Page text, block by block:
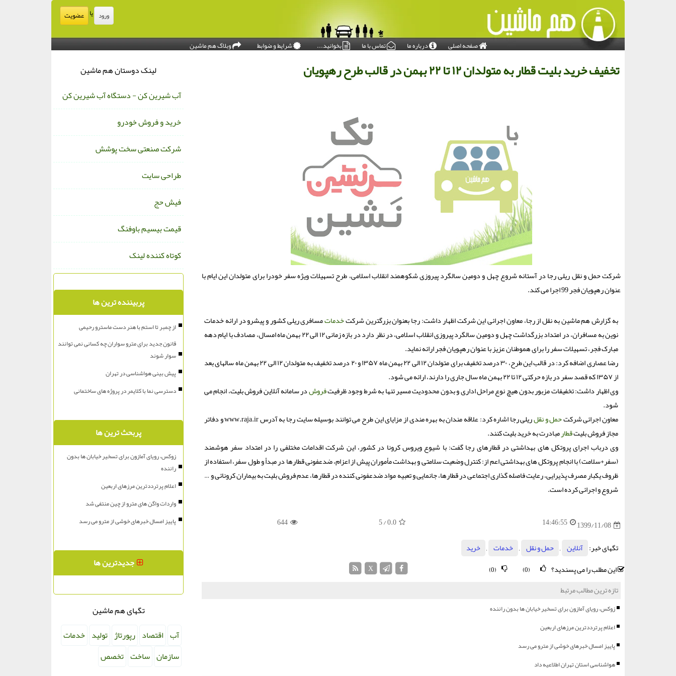
ورود یا عضویت
صفحه اصلی درباره ما تماس با ما بخوانید... شرایط و ضوابط
وبلاگ هم ماشین
تخفیف خرید بلیت قطار به متولدان ۱۲ تا ۲۲ بهمن در قالب طرح رهپویان
شرکت حمل و نقل ریلی رجا در آستانه شروع چهل و دومین سالگرد پیروزی شکوهمند انقلاب اسلامی، طرح تسهیلات ویژه سفر خودرا برای متولدان این ایام با
عنوان رهپویان فجر 99 اجرا می کند.
به گزارش هم ماشین به نقل از رجا، معاون اجرائی این شرکت اظهار داشت: رجا بعنوان بزرگترین شرکتخدماتمسافری ریلی کشور و پیشرو در ارائه خدمات
نوین به مسافران، در امتداد بزرگداشت چهل و دومین سالگرد پیروزی انقلاب اسلامی، در نظر دارد در بازه زمانی ۱۲ الی ۲۲ بهمن ماه امسال، مصادف با ایام دهه
مبارک فجر، تسهیلات سفر را برای هموطنان عزیز با عنوان رهپویان فجر ارائه نماید.
رضا عصاری اضافه کرد: در قالب این طرح، ۳۰ درصد تخفیف برای متولدان ۱۲ الی ۲۲ بهمن ماه ۱۳۵۷ و ۲۰ درصد تخفیف به متولدان ۱۲ الی ۲۲ بهمن ماه سالهای بعد
از ۱۳۵۷ که قصد سفر در بازه حرکتی ۱۲ تا ۲۲ بهمن ماه سال جاری را دارند، ارائه می شود.
وی اظهار داشت: تخفیفات مزبور بدون هیچ نوع مراحل اداری و بدون محدودیت مسیر تنها به شرط وجود ظرفیتفروشدر سامانه آنلاین فروش بلیت، انجام می
شود.
معاون اجرائی شرکتحمل و نقل
ریلی رجا اشاره کرد: علاقه مندان به بهره مندی از مزایای این طرح می توانند بوسیله سایت رجا به آدرس www.raja.ir و دفاتر
مجاز فروش بلیتقطارمبادرت به خرید بلیت کنند.
وی درباب اجرای پروتکل های بهداشتی در قطارهای رجا گفت: با شیوع ویروس کرونا در کشور، این شرکت اقدامات مختلفی را در امتداد سفر هوشمند
(سفر+سلامت) با انجام پروتکل های بهداشتی اعم از: کنترل وضعیت سلامتی و بهداشت مأموران پیش از اعزام، ضدعفونی قطارها در مبدأ و طول سفر، استفاده از
ظروف یکبار مصرف پذیرایی، رعایت فاصله گذاری اجتماعی در قطارها، جانمایی و تعبیه مواد ضدعفونی کننده در قطارها، عدم فروش بلیت به بیماران کرونائی و …
شروع و اجرائی کرده است.
1399/11/08
14:46:55
0.0
/ 5
644
تگهای خبر: آنلاین , حمل و نقل , خدمات , خرید
این مطلب را می پسندید؟
(0)
(0)
X
تازه ترین مطالب مرتبط
زوکس، رویای آمازون برای تسخیر خیابان ها بدون راننده
اعلام پرترددترین مرزهای اربعین
پاییز امسال خبرهای خوشی از مترو می رسد
هواشناسی استان تهران اطلاعیه داد
لینک دوستان هم ماشین
آب شیرین کن - دستگاه آب شیرین کن
خرید و فروش خودرو
شرکت صنعتی سخت پوشش
طراحی سایت
فیش حج
قیمت بیسیم باوفنگ
کوتاه کننده لینک
پربیننده ترین ها
از چمبر تا استم با هنر دست ماسترو رحیمی
قانون جدید برای مترو سواران چه کسانی نمی توانند
سوار شوند
پیش بینی هواشناسی در تهران
دسترسی نما با کلایمر در پروژه های ساختمانی
پربحث ترین ها
زوکس، رویای آمازون برای تسخیر خیابان ها بدون
راننده
اعلام پرترددترین مرزهای اربعین
واردات واگن های مترو از چین منتفی شد
پاییز امسال خبرهای خوشی از مترو می رسد
جدیدترین ها
تگهای هم ماشین
آب اقتصاد رپورتاژ تولید خدمات
سازمان ساخت تخصص